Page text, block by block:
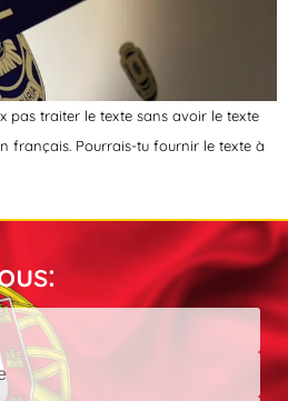
pas traiter le texte sans avoir le texte
français. Pourrais-tu fournir le texte à